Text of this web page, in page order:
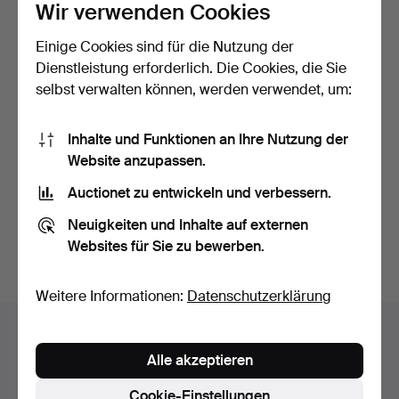
EIN LIEBESARMBAND
VON CARTIER SIX
5 Gebote
Ausgewähltes
ARMBAND „C DE
23 Gebote
Sie suchen in unserem Archiv der beendeten
Wir verwenden Cookies
Einige Cookies sind für die Nutzung der
Dienstleistung erforderlich. Die Cookies, die Sie
selbst verwalten können, werden verwendet, um:
Inhalte und Funktionen an Ihre Nutzung der
Website anzupassen.
Auctionet zu entwickeln und verbessern.
Neuigkeiten und Inhalte auf externen
Websites für Sie zu bewerben.
Weitere Informationen: Datenschutzerklärung
Alle akzeptieren